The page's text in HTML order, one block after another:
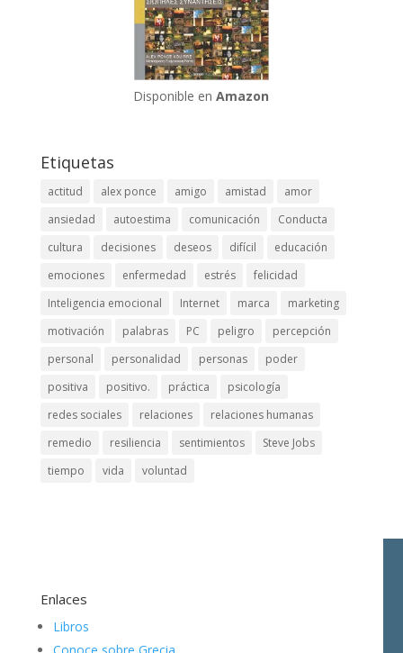
Disponible enAmazon
Etiquetas
actitud alex ponce amigo amistad
amor
ansiedad
autoestima comunicación
Conducta
cultura
decisiones deseos difícil
educación
emociones
enfermedad estrés
felicidad
Inteligencia emocional
Internet marca
marketing
motivación
palabras PC peligro
percepción
personal
personalidad personas
poder
positiva
positivo. práctica
psicología
redes sociales
relaciones
relaciones humanas
remedio
resiliencia sentimientos
Steve Jobs
tiempo
vida voluntad
Enlaces
Libros
Conoce sobre Grecia